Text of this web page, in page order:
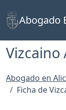
Abogado
Vizcaino
Abogado en
Ficha de